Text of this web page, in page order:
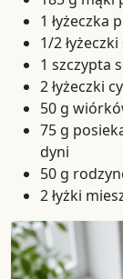
1 łyżeczka
1/2
1 szczypta
2 łyżeczki
50 g
75 g
dyni
50 g
2 łyżki